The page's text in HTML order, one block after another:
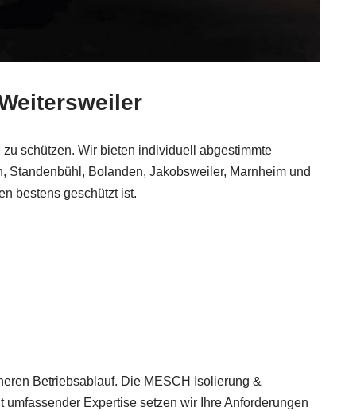
schützen. Wir bieten individuell abgestimmte
Standenbühl, Bolanden, Jakobsweiler, Marnheim und
bestens geschützt ist.
Betriebsablauf. Die MESCH Isolierung &
Expertise setzen wir Ihre Anforderungen